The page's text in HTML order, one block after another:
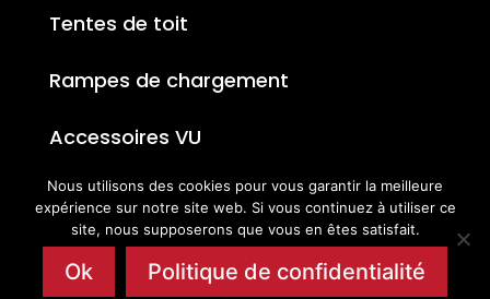
Tentes de toit
Rampes de chargement
Accessoires VU
Nous utilisons des cookies pour vous garantir la meilleure
expérience sur notre site web. Si vous continuez à utiliser ce
site, nous supposerons que vous en êtes satisfait.
Ok Politique de confidentialité